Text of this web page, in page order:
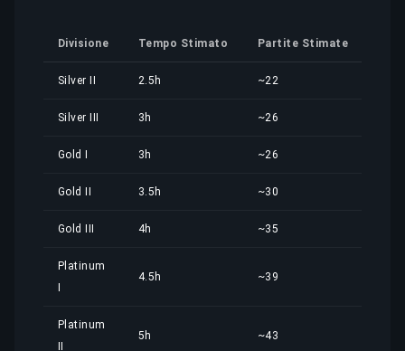
Divisione Tempo Stimato Partite Stimate
Silver II 2.5h ~22
Silver III 3h ~26
Gold I 3h ~26
Gold II 3.5h ~30
Gold III 4h ~35
Platinum
4.5h ~39
Platinum
5h ~43